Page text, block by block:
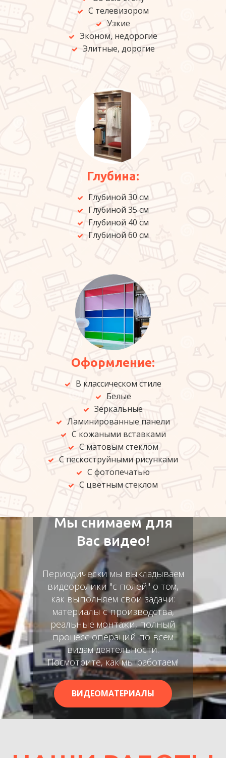
С телевизором
Узкие
Эконом, недорогие
Элитные, дорогие
Глубина:
Глубиной 30 см
Глубиной 35 см
Глубиной 40 см
Глубиной 60 см
Оформление:
В классическом стиле
Белые
Зеркальные
Ламинированные панели
С кожаными вставками
С матовым стеклом
С пескоструйными рисунками
С фотопечатью
С цветным стеклом
Мы снимаем для
Вас видео!
Периодически мы выкладываем
видеоролики "с полей" о том,
как выполняем свои задачи:
материалы с производства,
реальные монтажи, полный
процесс операций по всем
видам деятельности.
Посмотрите, как мы работаем!
ВИДЕОМАТЕРИАЛЫ